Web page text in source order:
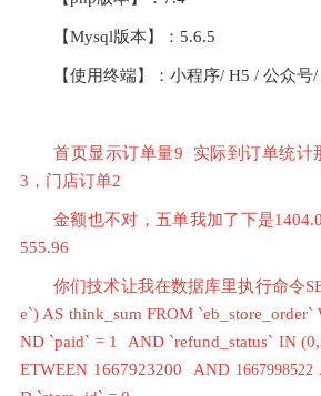
【Mysql版本】：5.6.5
【使用终端】：小程序/ H5 / 公众号/
首页显示订单量9  实际到订单统
3，门店订单2
金额也不对，五单我加了下是
555.96
你们技术让我在数据库里执行命令
e`) AS think_sum FROM `eb_store_order`
ND `paid` = 1  AND `refund_status` IN
ETWEEN 1667923200  AND 1667998522